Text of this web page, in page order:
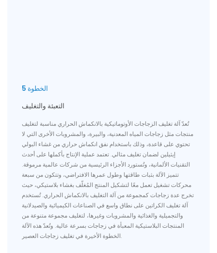
الخطوة 5
التعبئة والتغليف
تُعدّ آلة تغليف الزجاجات الأوتوماتيكية بالانكماش الحراري مناسبة لتغليف
منتجات مثل زجاجات المياه المعدنية، والبيرة، والمشروبات الأخرى التي لا
تحتوي على قاعدة، وذلك باستخدام نفق انكماش حراري من غشاء البولي
إيثيلين لضمان تغليف مثالي. تعتمد عملية الإنتاج بأكملها على أحدث
التقنيات الألمانية، وتُستورد الأجزاء الرئيسية من شركات عالمية مرموقة.
تتميز الآلة بثبات طاقتها وطول عمرها الافتراضي، وتتكون من سبعة
محركات تشغيل تعمل معًا لتشكيل المنتج المُغلّف بغشاء بلاستيكي، حيث
تخرج عدة زجاجات كمجموعة من آلة التغليف بالانكماش الحراري. تُستخدم
آلة تغليف الكراتين على نطاق واسع في الصناعات الكيميائية والصيدلانية
والتجميلية والغذائية والمشروبات وغيرها، لتغليف مجموعة متنوعة من
المنتجات البلاستيكية المعبأة في زجاجات بسرعة عالية. وتُعدّ هذه الآلة
الخطوة الأخيرة في تغليف زجاجات العصير.